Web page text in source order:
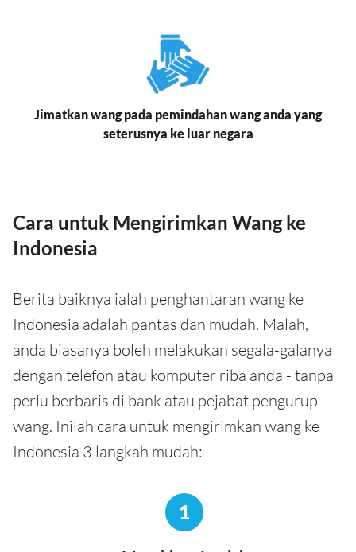
Jimatkan wang pada pemindahan wang anda yang
seterusnya ke luar negara
Cara untuk Mengirimkan Wang ke
Indonesia
Berita baiknya ialah penghantaran wang ke
Indonesia adalah pantas dan mudah. Malah,
anda biasanya boleh melakukan segala-galanya
dengan telefon atau komputer riba anda - tanpa
perlu berbaris di bank atau pejabat pengurup
wang. Inilah cara untuk mengirimkan wang ke
Indonesia 3 langkah mudah:
1